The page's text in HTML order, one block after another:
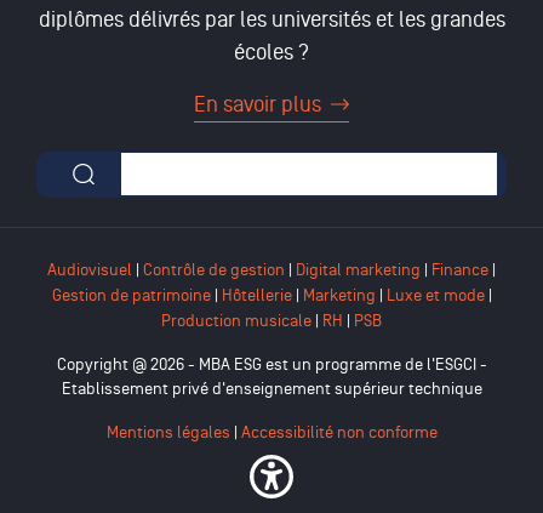
diplômes délivrés par les universités et les grandes
écoles ?
En savoir plus
Formulaire de recherche
Audiovisuel | Contrôle de gestion | Digital marketing | Finance |
Gestion de patrimoine| Hôtellerie| Marketing | Luxe et mode|
Production musicale | RH | PSB
Copyright @ 2026 - MBA ESG est un programme de l'ESGCI -
Etablissement privé d'enseignement supérieur technique
Mentions légales | Accessibilité non conforme